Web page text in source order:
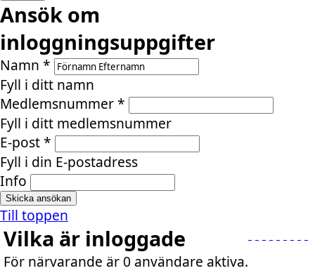
Ansök om
inloggningsuppgifter
Namn *
Fyll i ditt namn
Medlemsnummer*
Fyll i ditt medlemsnummer
E-post*
Fyll i din E-postadress
Info
Till toppen
Vilka är inloggade
För närvarande är 0 användare aktiva.